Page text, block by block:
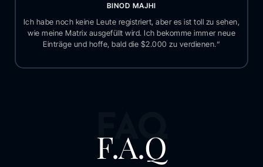
BINOD MAJHI
Ich habe noch keine Leute registriert, aber es ist toll zu sehen,
wie meine Matrix ausgefüllt wird. Ich bekomme immer neue
Einträge und hoffe, bald die $2.000 zu verdienen.“
FAQ
F.A.Q